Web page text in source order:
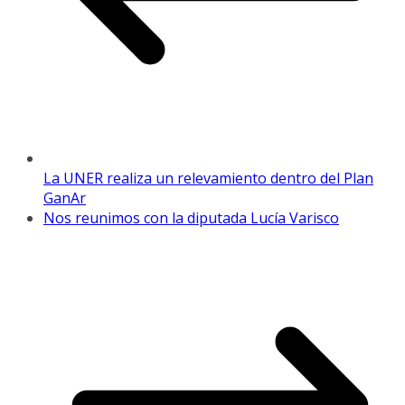
La UNER realiza un relevamiento dentro del Plan
GanAr
Nos reunimos con la diputada Lucía Varisco